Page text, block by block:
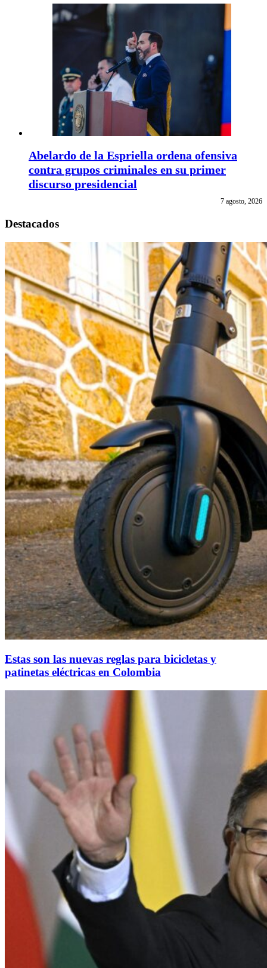
Abelardo de la Espriella ordena ofensiva
contra grupos criminales en su primer
discurso presidencial
7 agosto, 2026
Destacados
Estas son las nuevas reglas para bicicletas y
patinetas eléctricas en Colombia